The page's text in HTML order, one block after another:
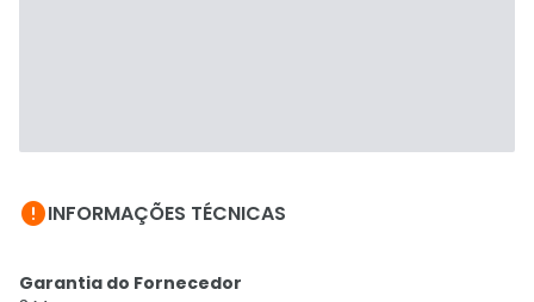
INFORMAÇÕES TÉCNICAS
Garantia do Fornecedor